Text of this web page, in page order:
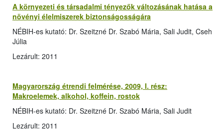
A környezeti és társadalmi tényezők változásának hatása a
növényi élelmiszerek biztonságosságára
NÉBIH-es kutató: Dr. Szeitzné Dr. Szabó Mária, Sali Judit, Cseh
Júlia
Lezárult: 2011
Magyarország étrendi felmérése, 2009, I. rész:
Makroelemek, alkohol, koffein, rostok
NÉBIH-es kutató: Dr. Szeitzné Dr. Szabó Mária, Sali Judit
Lezárult: 2011